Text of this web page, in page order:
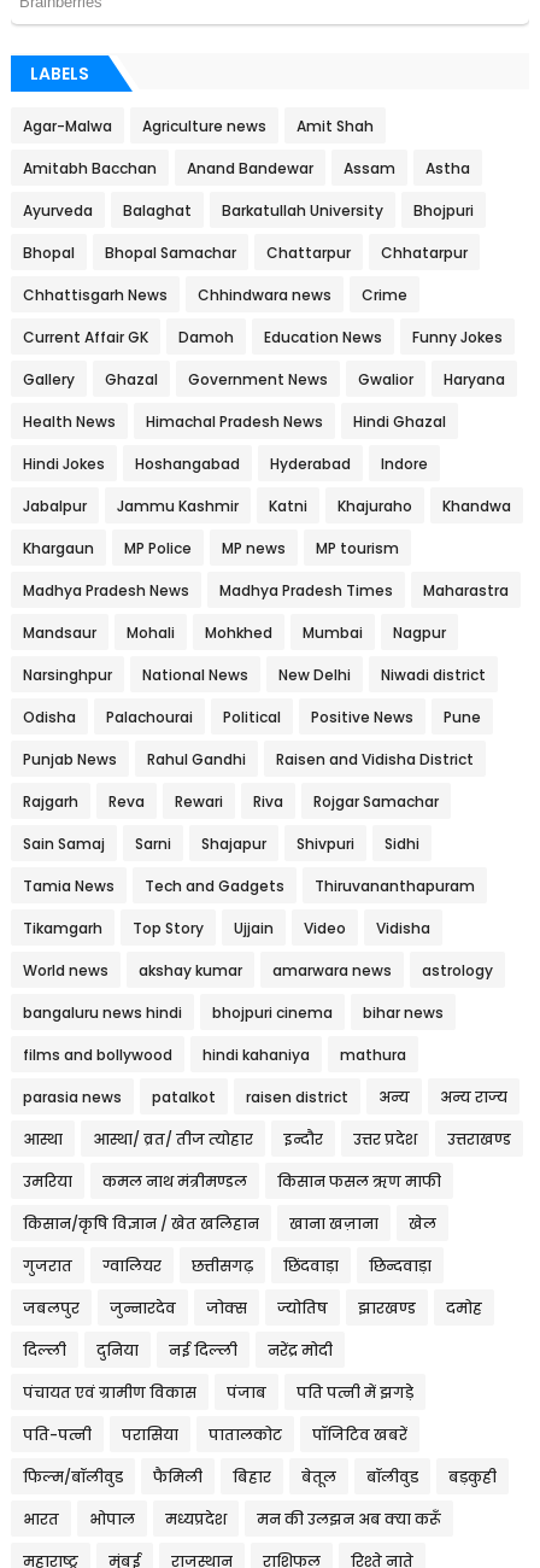
LABELS
Agar-Malwa Agriculture news Amit Shah
Amitabh Bacchan Anand Bandewar Assam Astha
Ayurveda Balaghat Barkatullah University Bhojpuri
Bhopal Bhopal Samachar Chattarpur Chhatarpur
Chhattisgarh News Chhindwara news Crime
Current Affair GK Damoh Education News Funny Jokes
Gallery Ghazal Government News Gwalior Haryana
Health News Himachal Pradesh News Hindi Ghazal
Hindi Jokes Hoshangabad Hyderabad Indore
Jabalpur Jammu Kashmir Katni Khajuraho Khandwa
Khargaun MP Police MP news MP tourism
Madhya Pradesh News Madhya Pradesh Times Maharastra
Mandsaur Mohali Mohkhed Mumbai Nagpur
Narsinghpur National News New Delhi Niwadi district
Odisha Palachourai Political Positive News Pune
Punjab News Rahul Gandhi Raisen and Vidisha District
Rajgarh Reva Rewari Riva Rojgar Samachar
Sain Samaj Sarni Shajapur Shivpuri Sidhi
Tamia News Tech and Gadgets Thiruvananthapuram
Tikamgarh Top Story Ujjain Video Vidisha
World news akshay kumar amarwara news astrology
bangaluru news hindi bhojpuri cinema bihar news
films and bollywood hindi kahaniya mathura
parasia news patalkot raisen district अन्य अन्य राज्य
आस्था आस्था/ व्रत/ तीज त्‍योहार इन्दौर उत्तर प्रदेश उत्तराखण्ड
उमरिया कमल नाथ मंत्रीमण्डल किसान फसल ऋण माफी
किसान/कृषि विज्ञान / खेत खलिहान खाना खज़ाना खेल
गुजरात ग्वालियर छत्तीसगढ़ छिंदवाड़ा छिन्दवाड़ा
जबलपुर जुन्नारदेव जोक्स ज्योतिष झारखण्ड दमोह
दिल्ली दुनिया नई दिल्ली नरेंद्र मोदी
पंचायत एवं ग्रामीण विकास पंजाब पति पत्नी में झगड़े
पति-पत्नी परासिया पातालकोट पॉजिटिव खबरें
फिल्म/बॉलीवुड फैमिली बिहार बेतूल बॉलीवुड बड़कुही
भारत भोपाल मध्यप्रदेश मन की उलझन अब क्या करूँ
महाराष्ट्र मुंबई राजस्थान राशिफल रिश्ते नाते